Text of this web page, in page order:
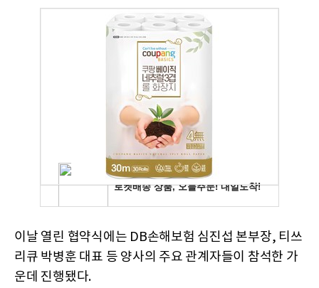
이날 열린 협약식에는 DB손해보험 심진섭 본부장, 티쓰
리큐 박병훈 대표 등 양사의 주요 관계자들이 참석한 가
운데 진행됐다.